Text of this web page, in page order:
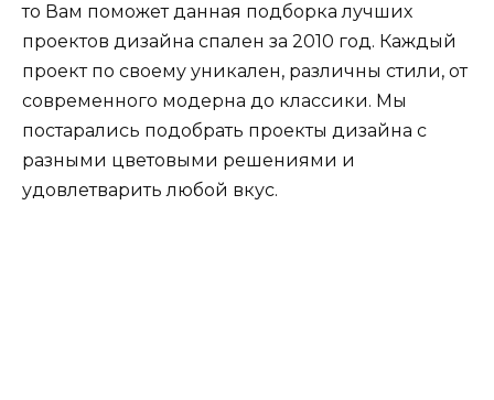
то Вам поможет данная подборка лучших
проектов дизайна спален за 2010 год. Каждый
проект по своему уникален, различны стили, от
современного модерна до классики. Мы
постарались подобрать проекты дизайна с
разными цветовыми решениями и
удовлетварить любой вкус.